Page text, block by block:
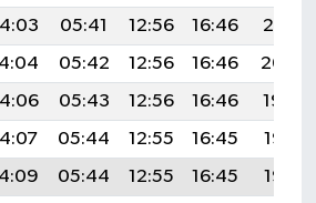
05:41 12:56 16:46
20:01
05:42 12:56 16:46
20:00
05:43 12:56 16:46
19:59
05:44 12:55 16:45
19:57
05:44 12:55 16:45
19:56